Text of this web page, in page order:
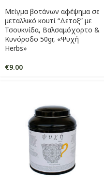
Μείγμα βοτάνων αφέψημα σε
μεταλλικό κουτί “Δετοξ” με
Τσουκνίδα, Βαλσαμόχορτο &
Κυνόροδο 50gr, «Ψυχή
Herbs»
€9.00